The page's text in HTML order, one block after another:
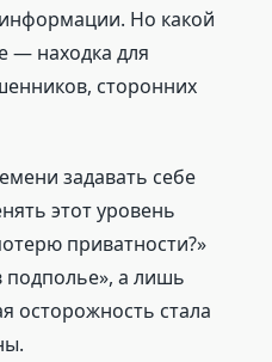
Но какой
— находка для
сторонних
задавать себе
этот уровень
приватности?»
подполье», а лишь
осторожность стала